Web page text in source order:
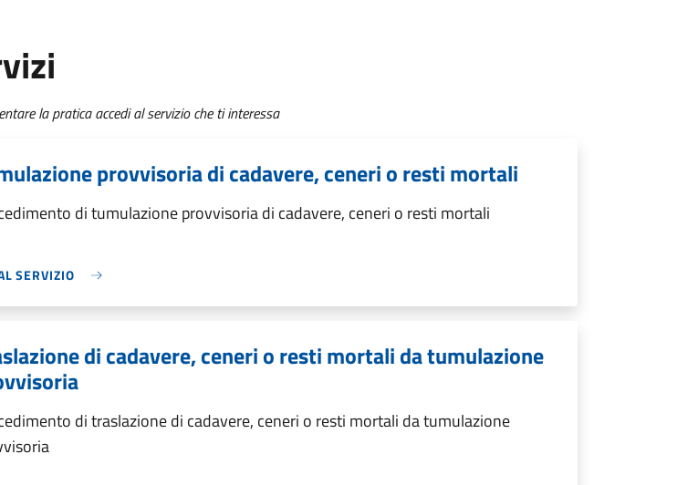
la pratica accedi al servizio che ti interessa
provvisoria di cadavere, ceneri o resti mortali
di tumulazione provvisoria di cadavere, ceneri o resti mortali
SERVIZIO
di cadavere, ceneri o resti mortali da tumulazione
di traslazione di cadavere, ceneri o resti mortali da tumulazione